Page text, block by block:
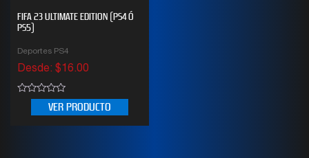
FIFA 23 ULTIMATE EDITION (PS4 Ó
PS5)
Deportes PS4
Desde: $16.00
VER PRODUCTO